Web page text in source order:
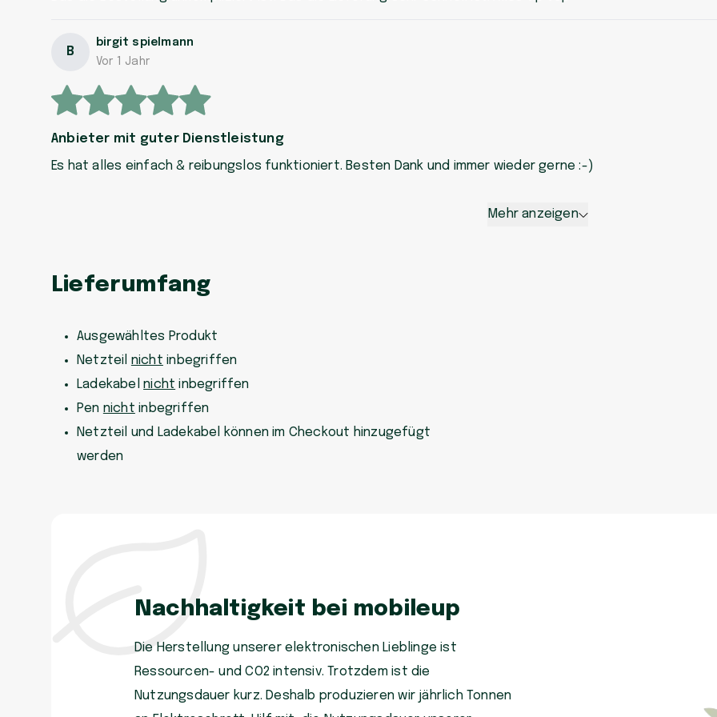
B
birgit spielmann
Vor 1 Jahr
Anbieter mit guter Dienstleistung
Es hat alles einfach & reibungslos funktioniert. Besten Dank und immer wieder gerne :-)
Mehr anzeigen
Lieferumfang
Ausgewähltes Produkt
Netzteil nicht inbegriffen
Ladekabelnicht inbegriffen
Pen nicht inbegriffen
Netzteil und Ladekabel können im Checkout hinzugefügt
werden
Nachhaltigkeit bei mobileup
Die Herstellung unserer elektronischen Lieblinge ist
Ressourcen- und CO2 intensiv. Trotzdem ist die
Nutzungsdauer kurz. Deshalb produzieren wir jährlich Tonnen